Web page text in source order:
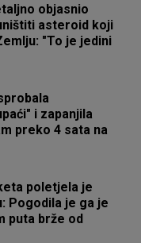
objasnio
asteroid koji
"To je jedini
i zapanjila
preko 4 sata na
poletjela je
Pogodila je ga je
puta brže od